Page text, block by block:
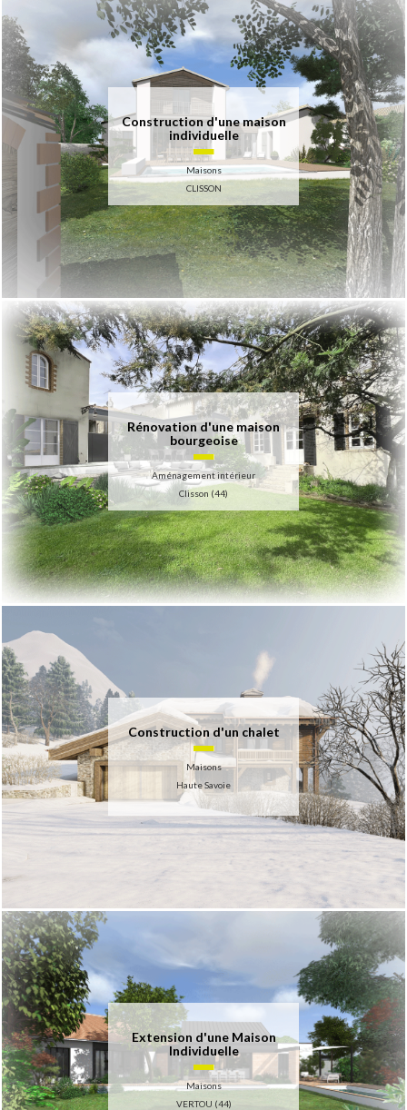
Construction d'une maison
individuelle
Maisons
CLISSON
Rénovation d'une maison
bourgeoise
Aménagement intérieur
Clisson (44)
Construction d'un chalet
Maisons
Haute Savoie
Extension d'une Maison
Individuelle
Maisons
VERTOU (44)